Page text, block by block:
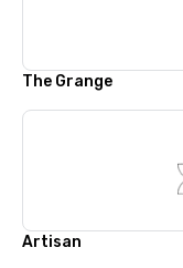
The Grange
Artisan